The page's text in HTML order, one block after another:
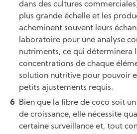
dans des cultures
plus grande échelle et les
acheminent souvent leurs
laboratoire pour une analyse
nutriments, ce qui déterminera
concentrations de chaque
solution nutritive pour pouvoir
petits ajustements requis.
Bien que la fibre de coco soit
de croissance, elle nécessite
certaine surveillance et, tout